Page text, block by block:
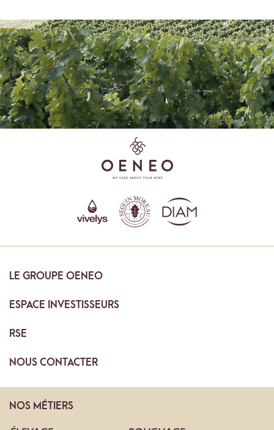
LE GROUPE OENEO
ESPACE INVESTISSEURS
RSE
NOUSCONTACTER
NOS MÉTIERS